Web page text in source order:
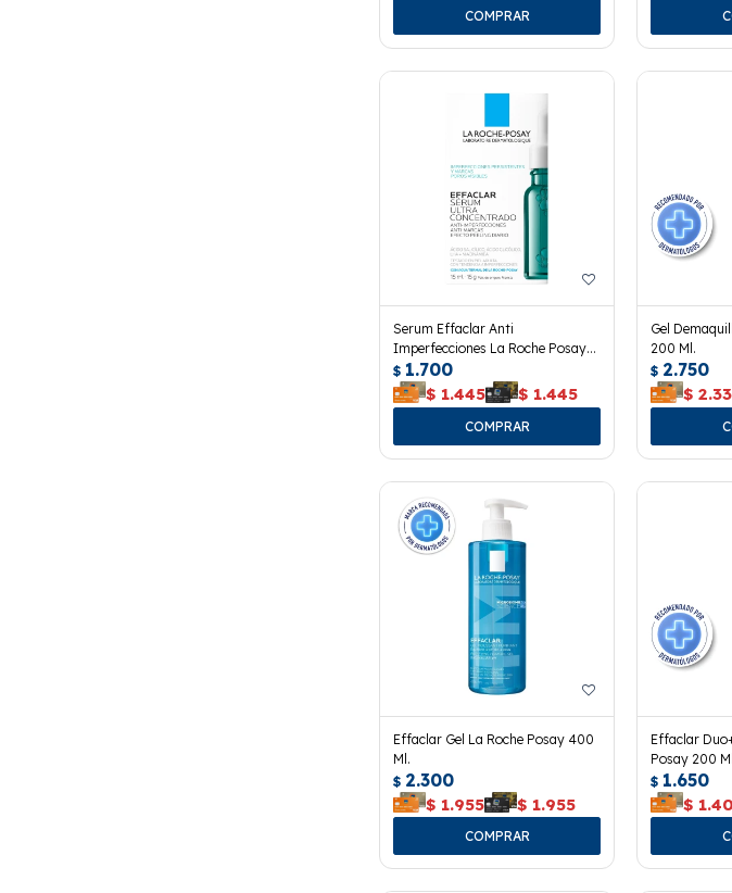
Serum Effaclar Anti
Imperfecciones La Roche Posay
15 Ml.
$ 1.700
$ 1.445 $ 1.445
Gel
200 Ml.
$ 2.750
$
Effaclar Gel La Roche Posay 400
Ml.
$ 2.300
$ 1.955 $ 1.955
Effaclar
Posay 200
$ 1.650
$